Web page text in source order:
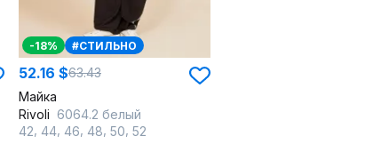
-18% #СТИЛЬНО
52.16 $63.43
Майка
Rivoli 6064.2 белый
42 44 46 48 50 52